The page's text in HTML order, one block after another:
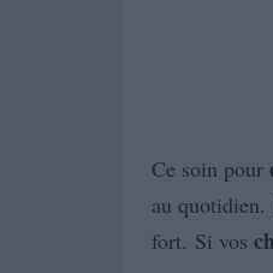
Ce soin pour
au quotidien.
fort. Si vos